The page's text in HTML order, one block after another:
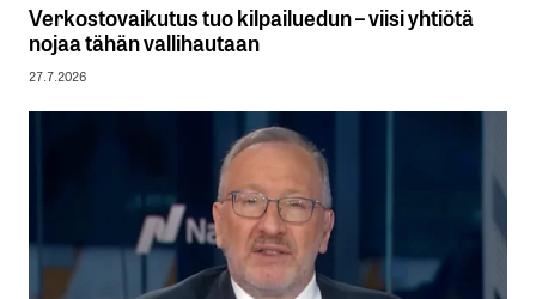
Verkostovaikutus tuo kilpailuedun – viisi yhtiötä
nojaa tähän vallihautaan
27.7.2026